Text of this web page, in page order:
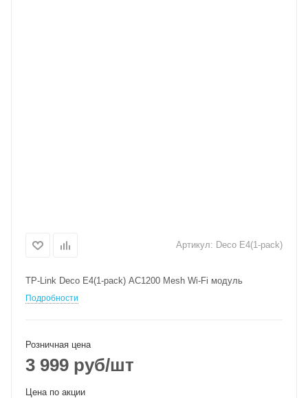
Артикул: Deco E4(1-pack)
TP-Link Deco E4(1-pack) AC1200 Mesh Wi-Fi модуль
Подробности
Розничная цена
3 999 руб/шт
Цена по акции